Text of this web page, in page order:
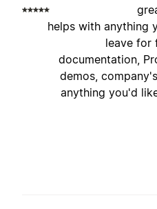
helps with
demos,
anything